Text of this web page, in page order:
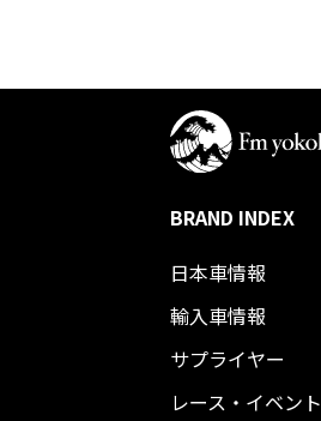
BRAND INDEX
日本車情報​
輸入車情報
サプライヤー
レース・イベント